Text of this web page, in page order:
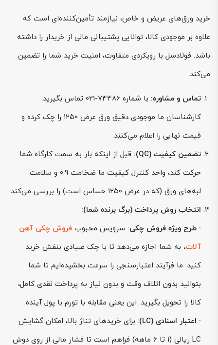
خرید ورق‌های عریض و خاص، نیازمند تأمین‌کننده‌ای است که
علاوه بر موجودی کالا، توانایی پشتیبانی مالی از خریدار را داشته
باشد. فولادسل با رویکردی متفاوت، امنیت خرید شما را تضمین
می‌کند:
تماس و مشاوره:
با شماره 74486-021 تماس بگیرید.
کارشناسان ما موجودی دقیق ورق عرض ۱۲۵۰ را چک کرده و
قیمت نهایی را اعلام می‌کنند.
تضمین کیفیت (QC):
قبل از اینکه بار به سمت کارگاه شما
حرکت کند، واحد کنترل کیفیت ما ضخامت ۰.۹ و سلامت
لبه‌های ورق (که در عرض ۱۲۵۰ حساس است) را بررسی می‌کند.
انتخاب روش پرداخت (برگ برنده شما):
· طرح ویژه فروش چکی: سرویس محبوب فروش چکی آهن
آلات، به شما اجازه می‌دهد تا با چک صیادی بنفش خرید
کنید. ما فرآیند اعتبارسنجی را سرعت بخشیده‌ایم تا شما
بتوانید بدون اتلاف وقت و بدون نیاز به پرداخت نقدی کامل،
کالا را تحویل بگیرید. این یعنی مقابله با تورم با پول آینده.
· اعتبار اسنادی (LC)
: برای خریدهای تناژ بالا، امکان گشایش
LC ریالی (۱ تا ۶ ماهه) فراهم است تا فشار مالی از روی دوش